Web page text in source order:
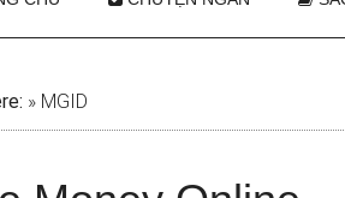
» MGID